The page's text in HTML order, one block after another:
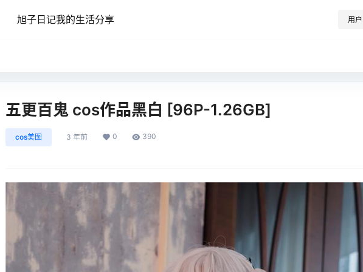
旭子日记我的生活分享 用户
五更百鬼 cos作品黑白 [96P-1.26GB]
cos美图 3 年前 0 390